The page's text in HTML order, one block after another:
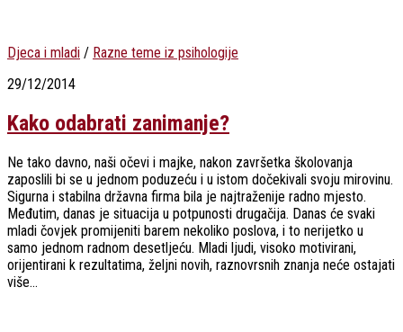
Djeca i mladi / Razne teme iz psihologije
29/12/2014
Kako odabrati zanimanje?
Ne tako davno, naši očevi i majke, nakon završetka školovanja
zaposlili bi se u jednom poduzeću i u istom dočekivali svoju mirovinu.
Sigurna i stabilna državna firma bila je najtraženije radno mjesto.
Međutim, danas je situacija u potpunosti drugačija. Danas će svaki
mladi čovjek promijeniti barem nekoliko poslova, i to nerijetko u
samo jednom radnom desetljeću. Mladi ljudi, visoko motivirani,
orijentirani k rezultatima, željni novih, raznovrsnih znanja neće ostajati
više...